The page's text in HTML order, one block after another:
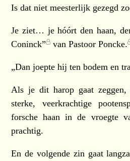
Is dat niet meesterlijk gezegd
Je ziet… je hóórt den haan,
Coninck” vanPastoor Poncke.
„Dan joepte hij ten bodem en
Als je dit harop gaat
sterke, veerkrachtige
forsche haan in de vroegte
prachtig.
En de volgende zin gaat